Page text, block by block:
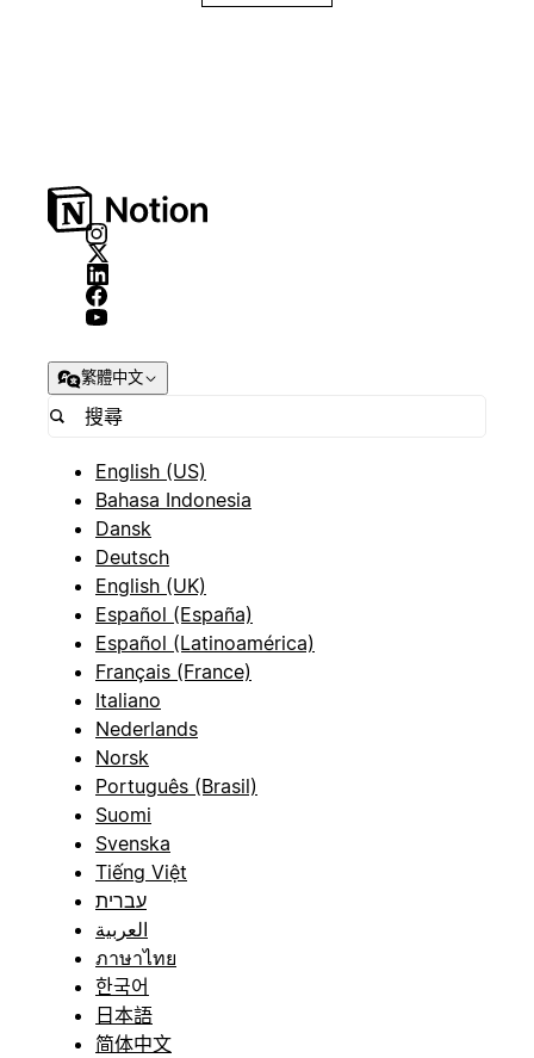
繁體中文
English (US)
Bahasa Indonesia
Dansk
Deutsch
English (UK)
Español (España)
Español (Latinoamérica)
Français (France)
Italiano
Nederlands
Norsk
Português (Brasil)
Suomi
Svenska
Tiếng Việt
עברית
العربية
ภาษาไทย
한국어
日本語
简体中文